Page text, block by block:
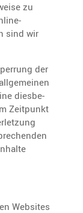
zu
sind wir
der
diesbe­
Zeitpunkt
Websites